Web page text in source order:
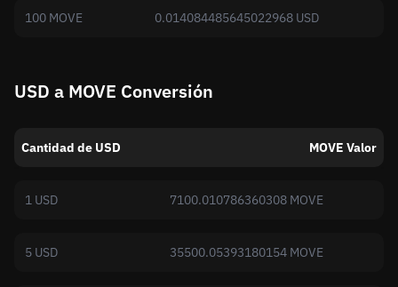
100 MOVE 0.014084485645022968 USD
USD a MOVE Conversión
Cantidad de USD MOVE Valor
1 USD 7100.010786360308 MOVE
5 USD 35500.05393180154 MOVE